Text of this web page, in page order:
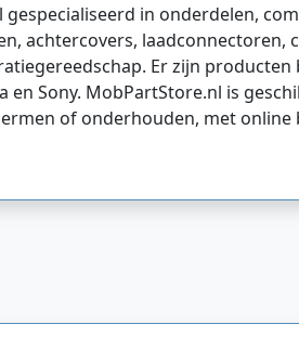
in onderdelen,
achtercovers, laadconnectoren,
Er zijn
en Sony. MobPartStore.nl is
of onderhouden, met online